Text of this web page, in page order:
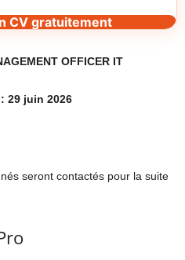
CV gratuitement
OFFICER IT
29 juin 2026
seront contactés pour la suite